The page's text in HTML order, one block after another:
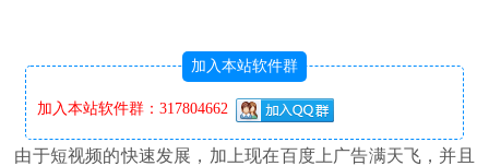
加入本站软件群
加入本站软件群：317804662
由于短视频的快速发展，加上现在百度上广告满天飞，并且